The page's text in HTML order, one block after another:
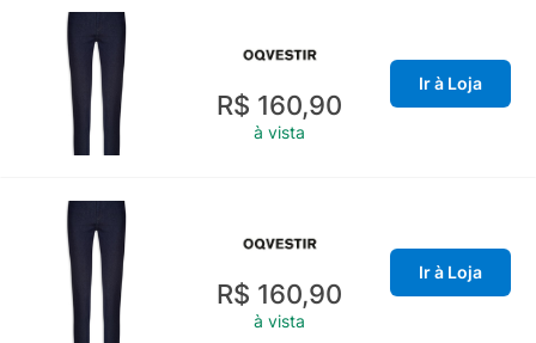
R$ 160,90
à vista
Ir à Loja
R$ 160,90
à vista
Ir à Loja